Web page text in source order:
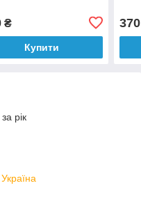
₴
Купити
370
рік